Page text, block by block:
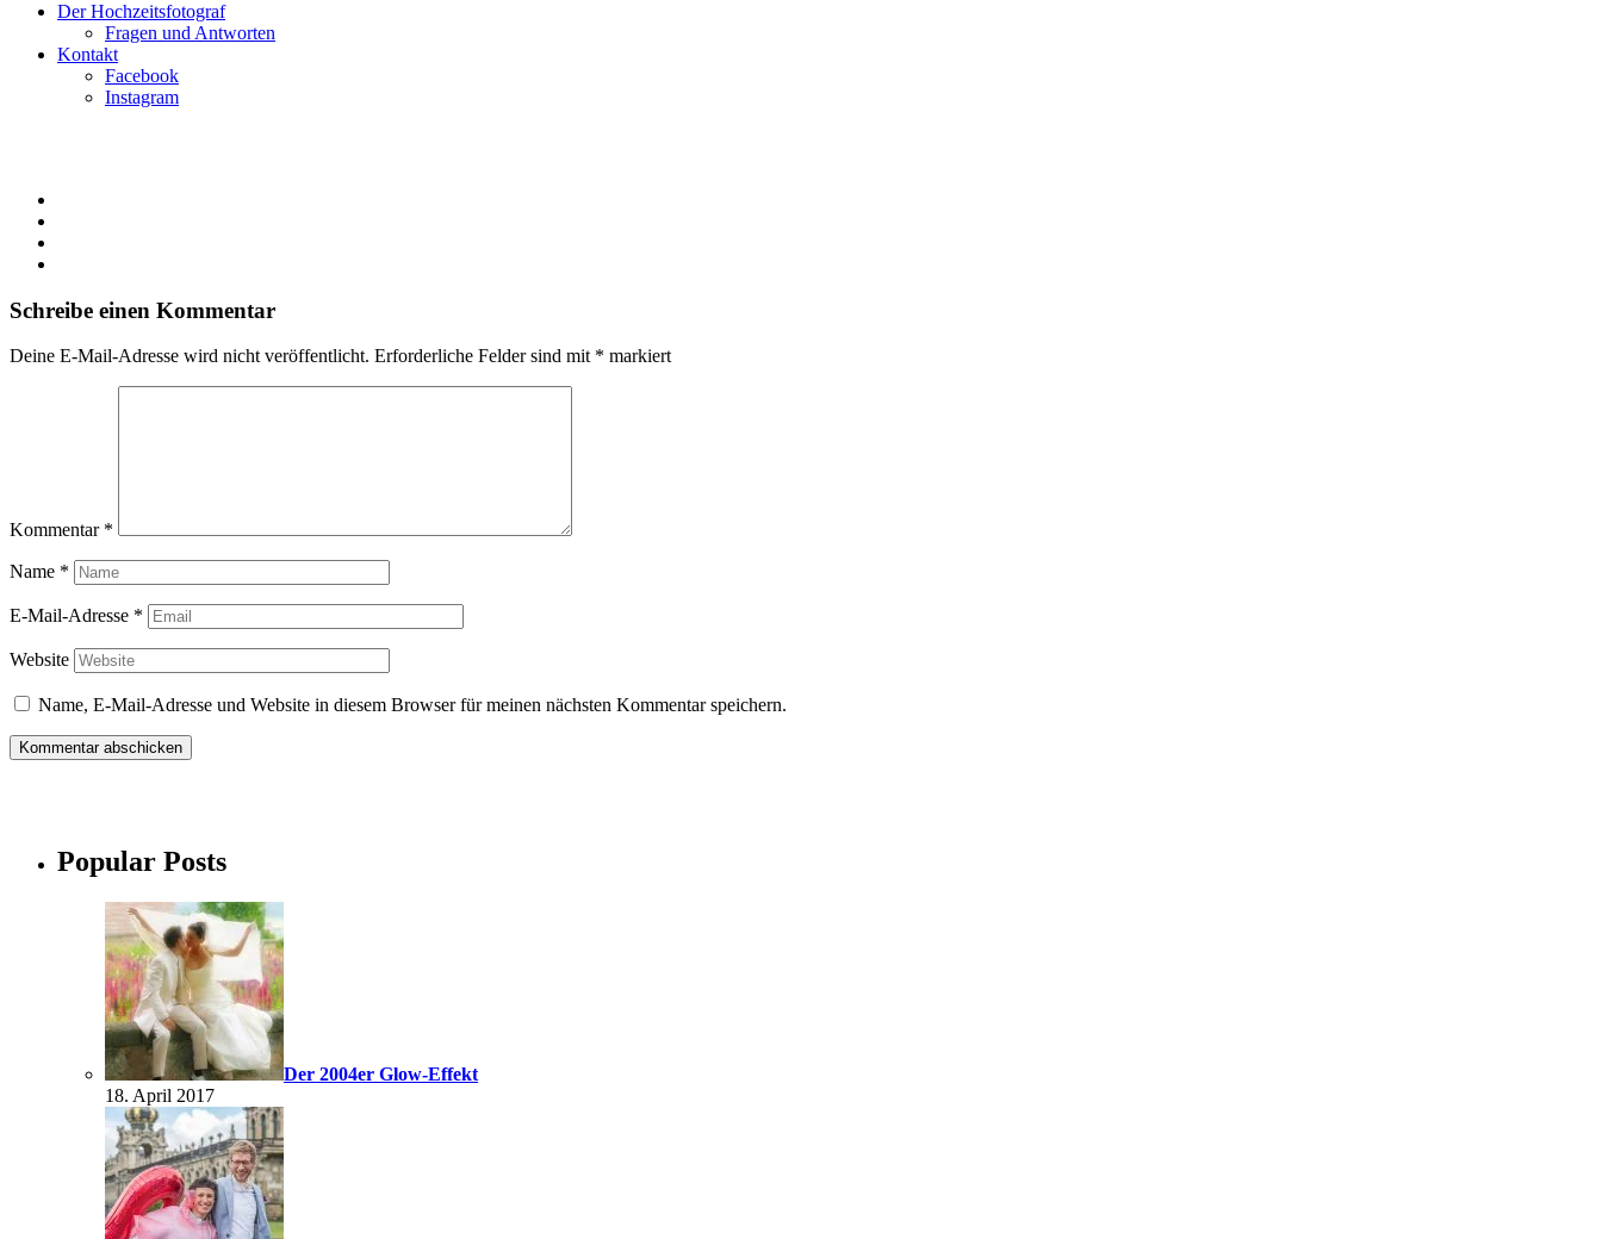
Der Hochzeitsfotograf
Fragen und Antworten
Kontakt
Facebook
Instagram
Schreibe einen Kommentar
Deine E-Mail-Adresse wird nicht veröffentlicht. Erforderliche Felder sind mit * markiert
Kommentar *
Name *
E-Mail-Adresse *
Website
Name, E-Mail-Adresse und Website in diesem Browser für meinen nächsten Kommentar speichern.
Popular Posts
Der 2004er Glow-Effekt
18. April 2017